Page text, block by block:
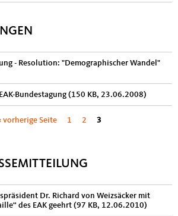
- Resolution: "Demographischer Wandel"
Bundestagung (150 KB, 23.06.2008)
vorherige Seite 1 2 3
Dr. Richard von Weizsäcker mit
des EAK geehrt (97 KB, 12.06.2010)